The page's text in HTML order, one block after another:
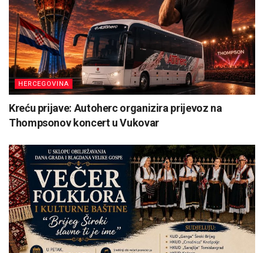
HERCEGOVINA
Kreću prijave: Autoherc organizira prijevoz na
Thompsonov koncert u Vukovar